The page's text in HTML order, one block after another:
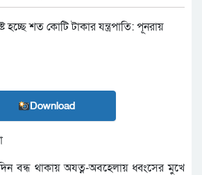
Download
বন্ধ থাকায় অযত্ন-অবহেলায় ধ্বংসের মুখে